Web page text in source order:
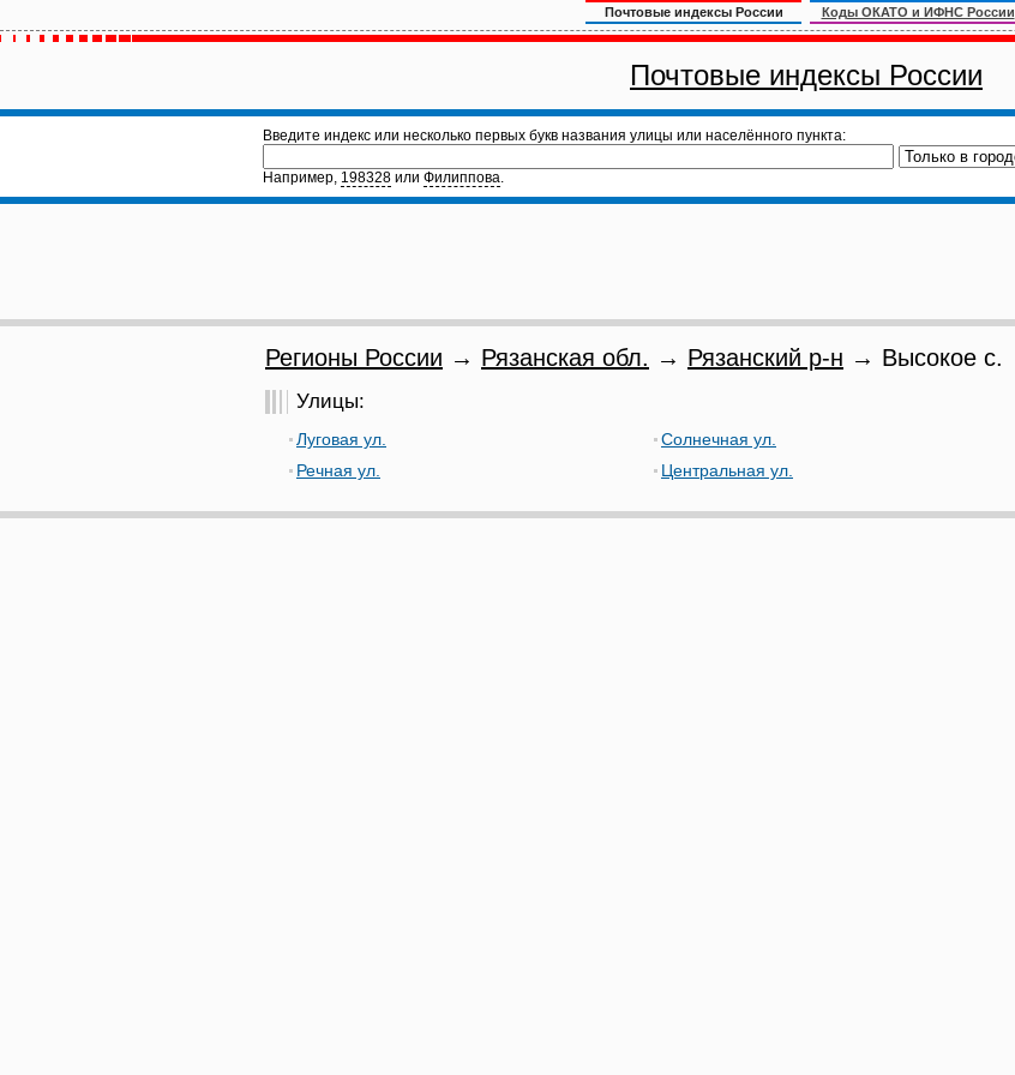
Почтовые индексы России Коды ОКАТО и ИФНС России
Почтовые индексы России
Введите индекс или несколько первых букв названия улицы или населённого пункта:
Например, 198328 или Филиппова.
Регионы России → Рязанская обл. → Рязанский р-н → Высокое с.
Улицы:
Луговая ул.
Речная ул.
Солнечная ул.
Центральная ул.